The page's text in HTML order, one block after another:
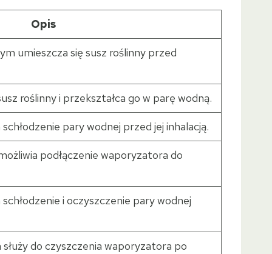
Opis
umieszcza się susz roślinny przed
roślinny i przekształca go w parę wodną.
pary wodnej przed jej inhalacją.
podłączenie waporyzatora do
i oczyszczenie pary wodnej
do czyszczenia waporyzatora po